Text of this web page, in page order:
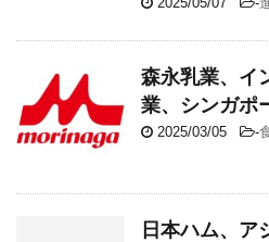
森永乳業、イ
業、シンガポ
2025/03/05 -
日本ハム、ア